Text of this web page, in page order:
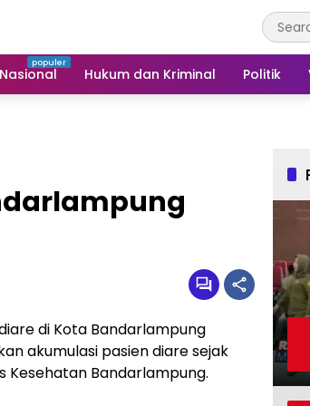
Nasional Hukum dan Kriminal Politik
di Kota Bandarlampung
akumulasi pasien diare sejak
Kesehatan Bandarlampung.